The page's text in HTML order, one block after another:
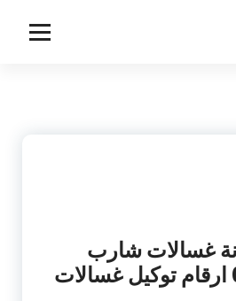
مركز صيانة شارب
غسالات شارب
01091710140 ارقام توكيل غسالات